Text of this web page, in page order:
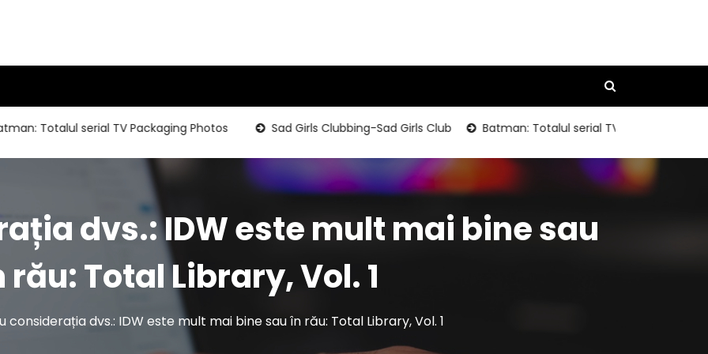
Totalul serial TV Packaging Photos Sad Girls Clubbing-Sad Girls Club Batman: Totalul serial TV Packaging Photos
dvs.: IDW este mult mai bine sau
rău: Total Library, Vol. 1
considerația dvs.: IDW este mult mai bine sau în rău: Total Library, Vol. 1